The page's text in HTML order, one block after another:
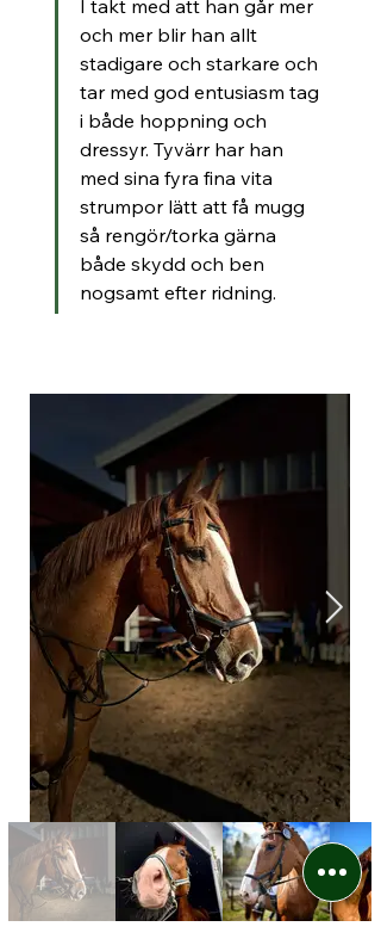
I takt med att han går mer
och mer blir han allt
stadigare och starkare och
tar med god entusiasm tag
i både hoppning och
dressyr. Tyvärr har han
med sina fyra fina vita
strumpor lätt att få mugg
så rengör/torka gärna
både skydd och ben
nogsamt efter ridning.